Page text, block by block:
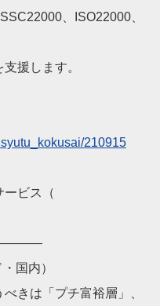
、ISO22000、
援します。
210915
ービス（
国内）
きは「プチ富裕層」、